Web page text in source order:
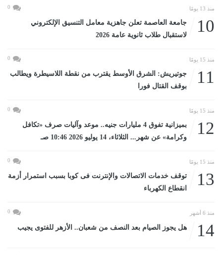
منذ 13 يومًا 0
10
جامعة العاصمة تعلن جاهزية معامل التنسيق الإلكتروني
لاستقبال طلاب ثانوية عامة 2026
منذ 15 يومًا 0
11
جوتيريش: الشرق الأوسط يقترب من نقطة اللاسيطرة ويطالب
بوقف القتال فورا
منذ 15 يومًا 0
12
بميزانية تفوق 4 مليارات جنيه.. موعد وآليات صرف «تكافل
وكرامة» عن شهر... الثلاثاء، 14 يوليو 2026 10:46 صـ
منذ 15 يومًا 0
13
توقف خدمات الاتصالات والإنترنت فى كوبا بسبب استمرار أزمة
انقطاع الكهرباء
منذ 6 أشهر 0
14 هل يجوز الصيام بعد النصف من شعبان.. الأزهر للفتوى يجيب